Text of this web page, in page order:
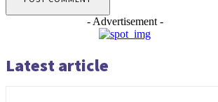
- Advertisement -
Latest article